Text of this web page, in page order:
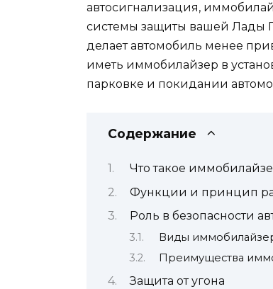
автосигнализация,
системы защиты вашей Лады
делает автомобиль менее
иметь иммобилайзер в
парковке и покидании
Содержание
Что такое
Функции и принцип
Роль в безопасности
Виды
Преимущества
Защита от угона